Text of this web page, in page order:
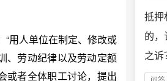
用人单位在制定、修改或
、劳动纪律以及劳动定额
或者全体职工讨论，提出
抵押
的
之诉